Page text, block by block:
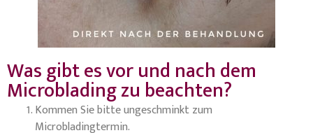
Was gibt es vor und nach dem
Microblading zu beachten?
Kommen Sie bitte ungeschminkt zum
Microbladingtermin.